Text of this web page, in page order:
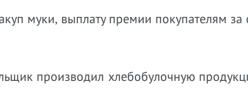
муки, выплату премии покупателям за
производил хлебобулочную